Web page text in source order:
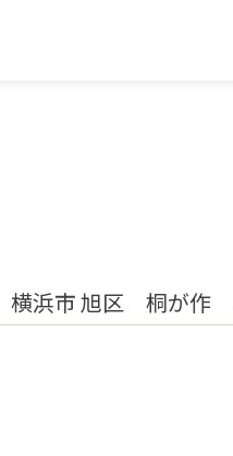
浜市 旭区 桐が作